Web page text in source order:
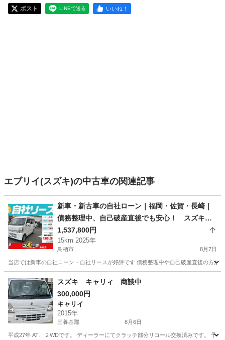
ポスト LINEで送る いいね！
エブリイ(スズキ)の中古車の関連記事
新車・新古車の自社ローン｜福岡・佐賀・長崎｜
債務整理中、自己破産直後でも安心！ スズキ
エブリィ R07年式 黒ナンバー登録可
1,537,800円
15km 2025年
鳥栖市 8月7日
当店では新車の自社ローン・自社リースが好評です 債務整理中や自己破産直後の方
佐賀 鳥栖市 スズキ 車両
スズキ キャリィ 商談中
300,000円
キャリイ
2015年
三養基郡 8月6日
平成27年 AT、２WDです。 ディーラーにてクラッチ部分リコール交換済みです。 予